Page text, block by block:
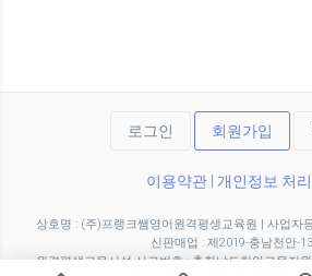
로그인 회원가입
이용약관 개인정보 처
상호명 : (주)프랭크쌤영어원격평생교육원 | 사업자
신판매업 : 제2019-충남천안-
원격평생교육시설 신고번호 : 충청남도천안교육지